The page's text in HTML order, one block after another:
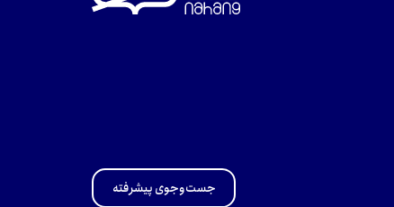
جست‌وجوی پیشرفته